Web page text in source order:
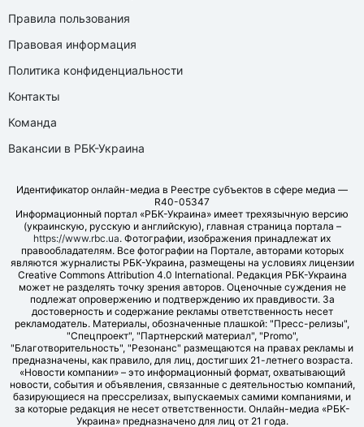
Правила пользования
Правовая информация
Политика конфиденциальности
Контакты
Команда
Вакансии в РБК-Украина
Идентификатор онлайн-медиа в Реестре субъектов в сфере медиа —
R40-05347
Информационный портал «РБК-Украина» имеет трехязычную версию
(украинскую, русскую и английскую), главная страница портала –
https://www.rbc.ua. Фотографии, изображения принадлежат их
правообладателям. Все фотографии на Портале, авторами которых
являются журналисты РБК-Украина, размещены на условиях лицензии
Creative Commons Attribution 4.0 International. Редакция РБК-Украина
может не разделять точку зрения авторов. Оценочные суждения не
подлежат опровержению и подтверждению их правдивости. За
достоверность и содержание рекламы ответственность несет
рекламодатель. Материалы, обозначенные плашкой: "Пресс-релизы",
"Спецпроект", "Партнерский материал", "Promo",
"Благотворительность", "Резонанс" размещаются на правах рекламы и
предназначены, как правило, для лиц, достигших 21-летнего возраста.
«Новости компании» – это информационный формат, охватывающий
новости, события и объявления, связанные с деятельностью компаний,
базирующиеся на прессрелизах, выпускаемых самими компаниями, и
за которые редакция не несет ответственности. Онлайн-медиа «РБК-
Украина» предназначено для лиц от 21 года.